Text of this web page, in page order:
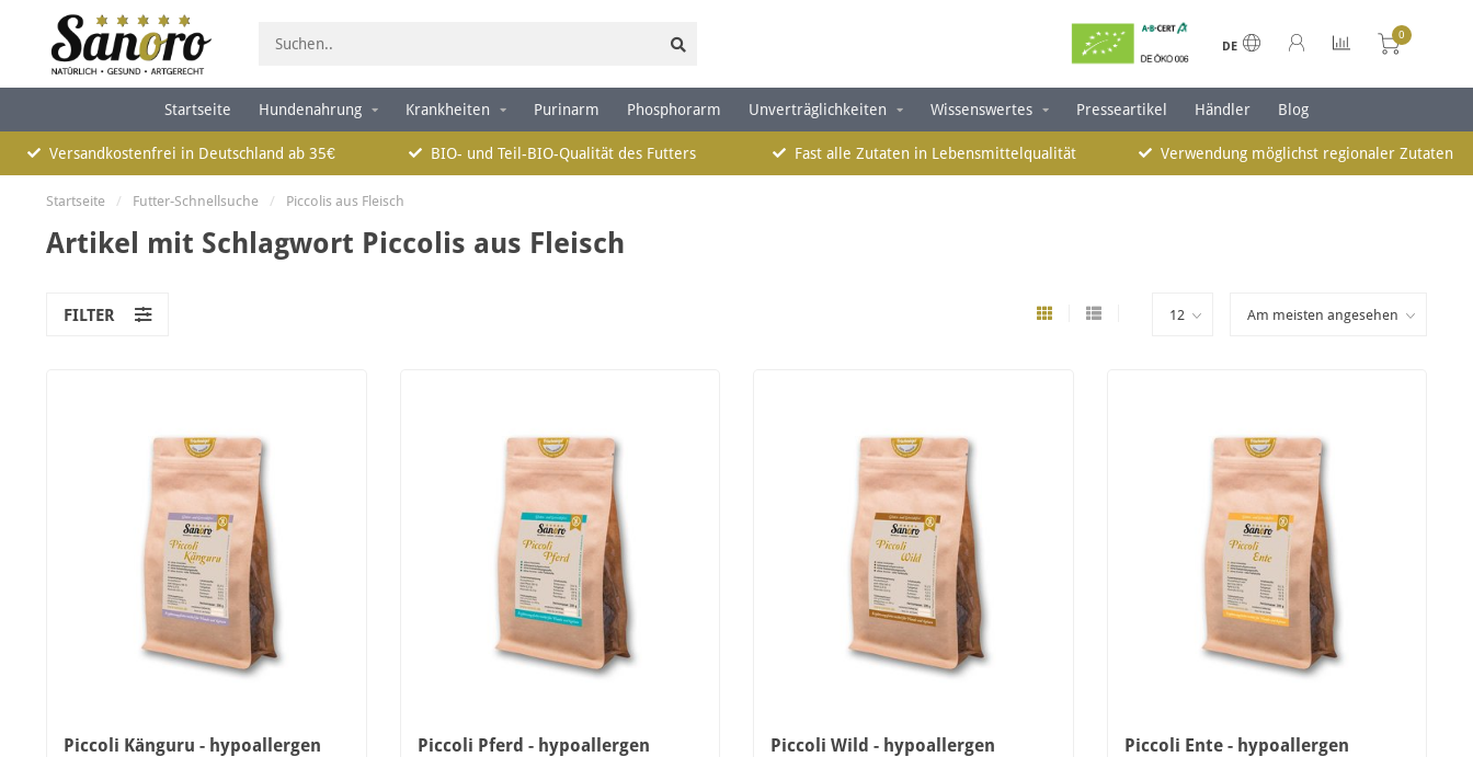
DE
0
Startseite Hundenahrung Krankheiten Purinarm Phosphorarm Unverträglichkeiten Wissenswertes Presseartikel Händler Blog
Versandkostenfrei in Deutschland ab 35€ BIO- und Teil-BIO-Qualität des Futters Fast alle Zutaten in Lebensmittelqualität Verwendung möglichst regionaler Zutaten
Startseite / Futter-Schnellsuche / Piccolis aus Fleisch
Artikel mit Schlagwort Piccolis aus Fleisch
FILTER
Piccoli Känguru - hypoallergen Piccoli Pferd - hypoallergen Piccoli Wild - hypoallergen Piccoli Ente - hypoallergen